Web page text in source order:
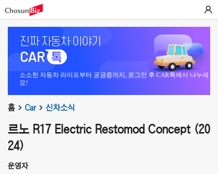
소소한 자동차 라이프부터 궁금증까지, 로그인 후 CAR톡에서 나누세
요!
홈 Car 신차소식
르노 R17 Electric Restomod Concept (20
24)
운영자